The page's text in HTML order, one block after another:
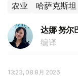
农业 哈萨克斯坦
达娜 努尔
编译
13:23, 08 8月 2026